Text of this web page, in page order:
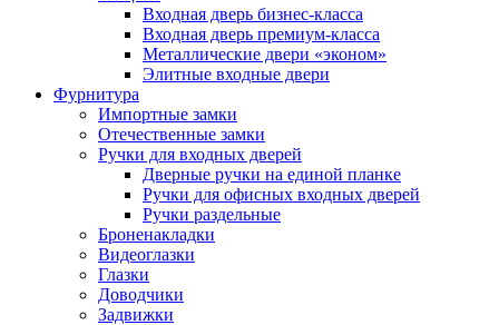
Входная дверь бизнес-класса
Входная дверь премиум-класса
Металлические двери «эконом»
Элитные входные двери
Фурнитура
Импортные замки
Отечественные замки
Ручки для входных дверей
Дверные ручки на единой планке
Ручки для офисных входных дверей
Ручки раздельные
Броненакладки
Видеоглазки
Глазки
Доводчики
Задвижки